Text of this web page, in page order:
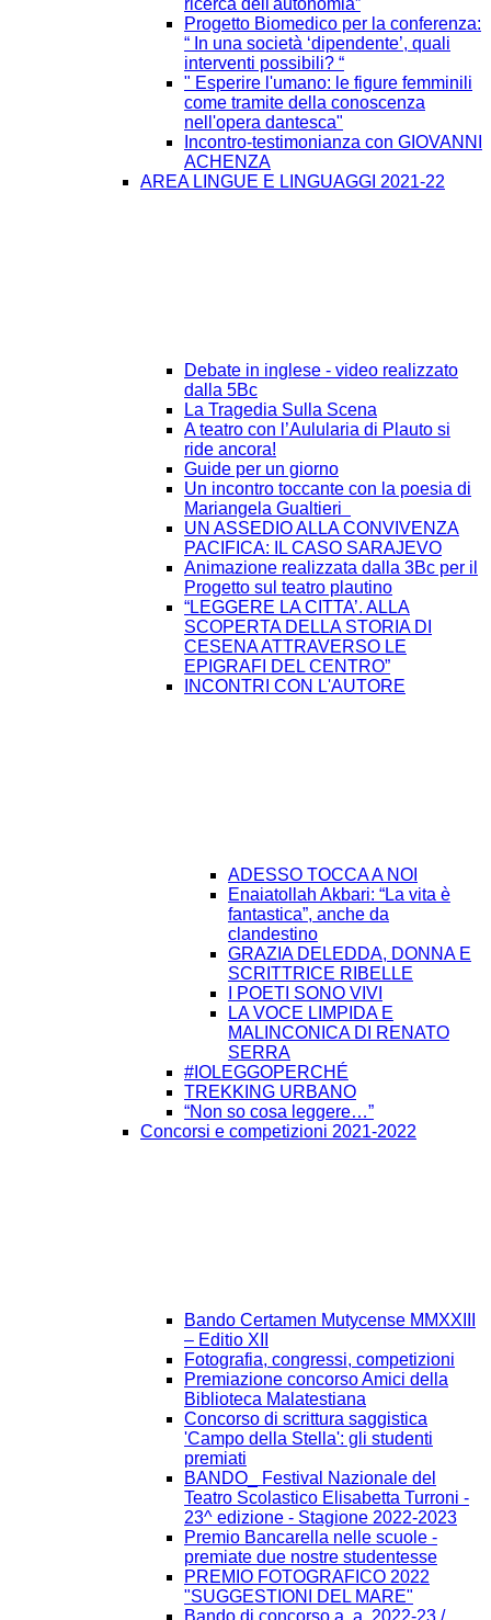
ricerca dell'autonomia”
Progetto Biomedico per la conferenza:
“ In una società ‘dipendente’, quali
interventi possibili? “
" Esperire l'umano: le figure femminili
come tramite della conoscenza
nell'opera dantesca"
Incontro-testimonianza con GIOVANNI
ACHENZA
AREA LINGUE E LINGUAGGI 2021-22
Debate in inglese - video realizzato
dalla 5Bc
La Tragedia Sulla Scena
A teatro con l’Aulularia di Plauto si
ride ancora!
Guide per un giorno
Un incontro toccante con la poesia di
Mariangela Gualtieri
UN ASSEDIO ALLA CONVIVENZA
PACIFICA: IL CASO SARAJEVO
Animazione realizzata dalla 3Bc per il
Progetto sul teatro plautino
“LEGGERE LA CITTA’. ALLA
SCOPERTA DELLA STORIA DI
CESENA ATTRAVERSO LE
EPIGRAFI DEL CENTRO”
INCONTRI CON L'AUTORE
ADESSO TOCCA A NOI
Enaiatollah Akbari: “La vita è
fantastica”, anche da
clandestino
GRAZIA DELEDDA, DONNA E
SCRITTRICE RIBELLE
I POETI SONO VIVI
LA VOCE LIMPIDA E
MALINCONICA DI RENATO
SERRA
#IOLEGGOPERCHÉ
TREKKING URBANO
“Non so cosa leggere…”
Concorsi e competizioni 2021-2022
Bando Certamen Mutycense MMXXIII
– Editio XII
Fotografia, congressi, competizioni
Premiazione concorso Amici della
Biblioteca Malatestiana
Concorso di scrittura saggistica
'Campo della Stella': gli studenti
premiati
BANDO_ Festival Nazionale del
Teatro Scolastico Elisabetta Turroni -
23^ edizione - Stagione 2022-2023
Premio Bancarella nelle scuole -
premiate due nostre studentesse
PREMIO FOTOGRAFICO 2022
"SUGGESTIONI DEL MARE"